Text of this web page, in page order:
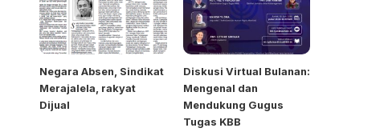
Negara Absen, Sindikat
Merajalela, rakyat
Dijual
Diskusi Virtual Bulanan:
Mengenal dan
Mendukung Gugus
Tugas KBB